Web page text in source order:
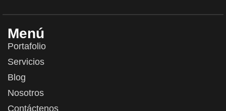
Menú
Portafolio
Servicios
Blog
Nosotros
Contáctenos